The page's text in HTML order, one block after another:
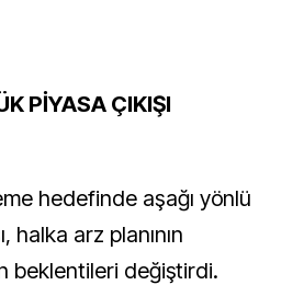
PİYASA ÇIKIŞI
hedefinde aşağı yönlü
halka arz planının
beklentileri değiştirdi.